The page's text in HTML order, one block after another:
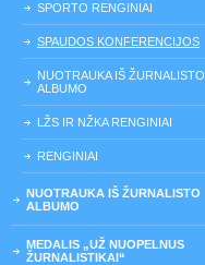
SPORTO RENGINIAI
SPAUDOS KONFERENCIJOS
NUOTRAUKA IŠ ŽURNALISTO
ALBUMO
LŽS IR NŽKA RENGINIAI
RENGINIAI
NUOTRAUKA IŠ ŽURNALISTO
ALBUMO
MEDALIS „UŽ NUOPELNUS
ŽURNALISTIKAI“